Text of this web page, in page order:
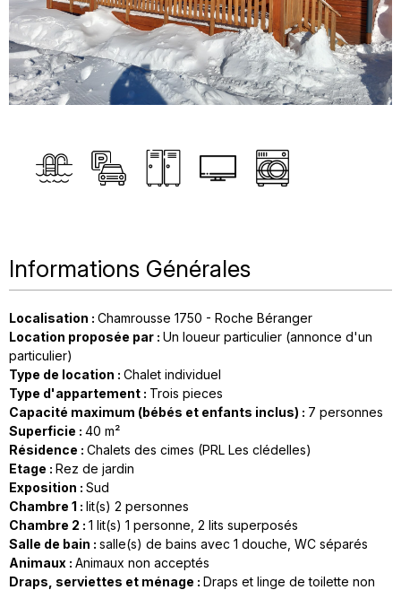
Informations Générales
Localisation : Chamrousse 1750 - Roche Béranger
Location proposée par : Un loueur particulier (annonce d'un
particulier)
Type de location : Chalet individuel
Type d'appartement : Trois pieces
Capacité maximum (bébés et enfants inclus) : 7 personnes
Superficie : 40 m²
Résidence : Chalets des cimes (PRL Les clédelles)
Etage : Rez de jardin
Exposition : Sud
Chambre 1 : lit(s) 2 personnes
Chambre 2 : 1 lit(s) 1 personne 2 lits superposés
Salle de bain : salle(s) de bains avec 1 douche WC séparés
Animaux : Animaux non acceptés
Draps, serviettes et ménage : Draps et linge de toilette non